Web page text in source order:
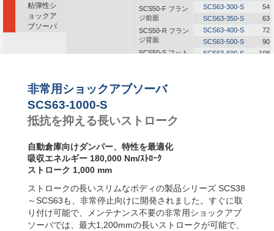
粘弾性シ
ョックア
ブソーバ
SCS50-F フラン
ジ前面
SCS50-R フラン
ジ背面
SCS50-S フット
ジ背面
SCS63-F フラン
ジ前面
SCS63-300-S
SCS63-350-S
SCS63-400-S
SCS63-500-S
SCS63-600-S
非常用ショックアブソーバ
SCS63-1000-S
抵抗を抑える長いストローク
自動倉庫向けダンパー、特性を最適化
吸収エネルギー 180,000 Nm/ｽﾄﾛｰｸ
ストローク 1,000 mm
ストロークの長いスリムなボディの製品シリーズ SCS38
～SCS63も、非常停止向けに開発されました。すぐに取
り付け可能で、メンテナンス不要の非常用ショックアブ
ソーバでは、最大1,200mmの長いストロークが可能で、